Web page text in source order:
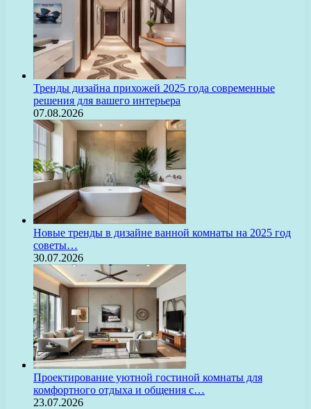
Тренды дизайна прихожей 2025 года современные
решения для вашего интерьера
07.08.2026
Новые тренды в дизайне ванной комнаты на 2025 год
советы…
30.07.2026
Проектирование уютной гостиной комнаты для
комфортного отдыха и общения с…
23.07.2026